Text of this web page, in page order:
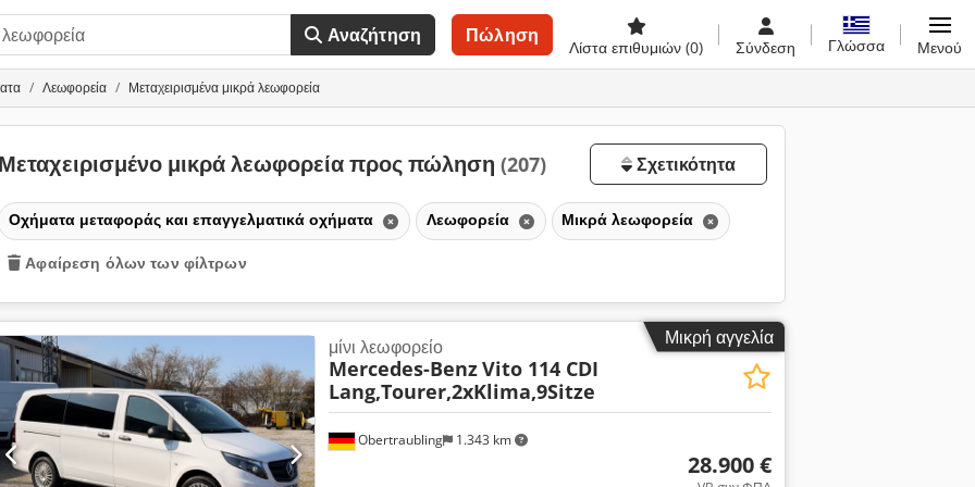
Αναζήτηση Πώληση
Λίστα επιθυμιών (0) Σύνδεση Γλώσσα Μενού
Λεωφορεία Μεταχειρισμένα μικρά λεωφορεία
Μεταχειρισμένο μικρά λεωφορεία προς πώληση (207) Σχετικότητα
Οχήματα μεταφοράς και επαγγελματικά οχήματα Λεωφορεία Μικρά λεωφορεία
Αφαίρεση όλων των φίλτρων
Μικρή αγγελία
Obertraubling 1.343 km
μίνι λεωφορείο
Mercedes-BenzVito 114 CDI
Lang,Tourer,2xKlima,9Sitze
28.900 €